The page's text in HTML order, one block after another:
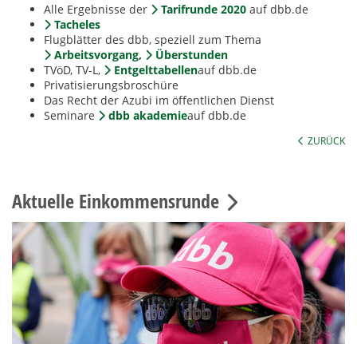
Alle Ergebnisse der Tarifrunde 2020 auf dbb.de
Tacheles
Flugblätter des dbb, speziell zum Thema
Arbeitsvorgang,
Überstunden
TVöD, TV-L,
Entgelttabellenauf dbb.de
Privatisierungsbroschüre
Das Recht der Azubi im öffentlichen Dienst
Seminare
dbb akademieauf dbb.de
ZURÜCK
Aktuelle Einkommensrunde